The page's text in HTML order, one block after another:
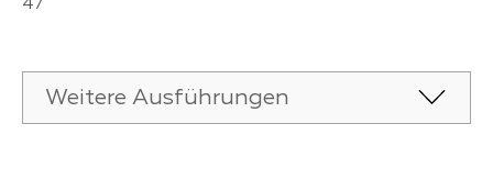
47
Weitere Ausführungen